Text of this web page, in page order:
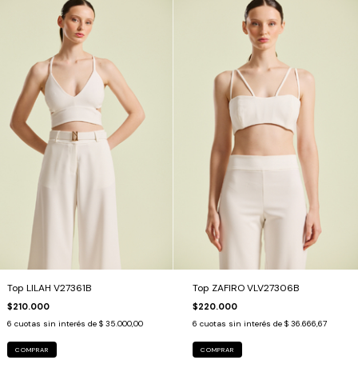
Top LILAH V27361B
$210.000
6 cuotas sin interés de $ 35.000,00
COMPRAR
Top ZAFIRO VLV27306B
$220.000
6 cuotas sin interés de $ 36.666,67
COMPRAR